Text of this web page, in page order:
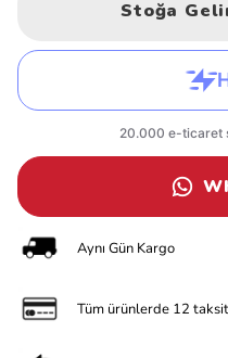
Stoğa
Aynı Gün Kargo
Tüm ürünlerde 12 taksit